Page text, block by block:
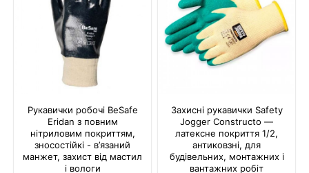
Рукавички робочі BeSafe
Eridan з повним
нітриловим покриттям,
зносостійкі - в’язаний
манжет, захист від мастил
і вологи
Захисні рукавички Safety
Jogger Constructo —
латексне покриття 1/2,
антиковзні, для
будівельних, монтажних і
вантажних робіт